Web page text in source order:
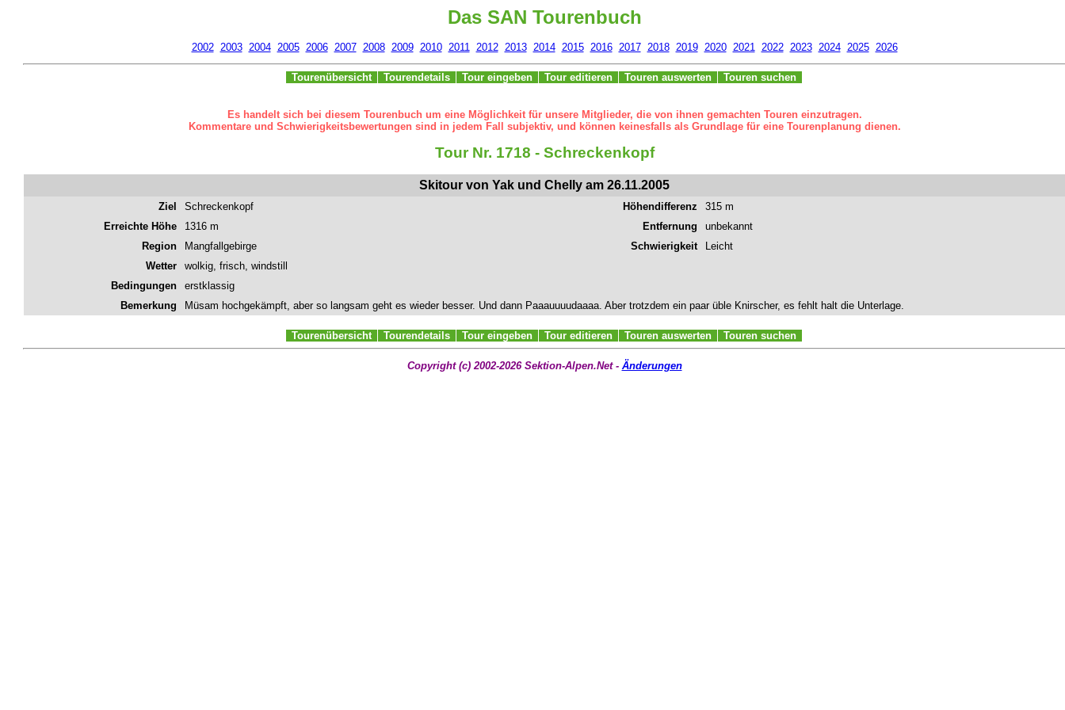
Das SAN Tourenbuch
2002 2003 2004 2005 2006 2007 2008 2009 2010 2011 2012 2013 2014 2015 2016 2017 2018 2019 2020 2021 2022 2023 2024 2025 2026
Tourenübersicht Tourendetails Tour eingeben Tour editieren Touren auswerten Touren suchen
Es handelt sich bei diesem Tourenbuch um eine Möglichkeit für unsere Mitglieder, die von ihnen gemachten Touren einzutragen.
Kommentare und Schwierigkeitsbewertungen sind in jedem Fall subjektiv, und können keinesfalls als Grundlage für eine Tourenplanung dienen.
Tour Nr. 1718 - Schreckenkopf
Skitour von Yak und Chelly am 26.11.2005
Ziel Schreckenkopf Höhendifferenz
315 m
Erreichte Höhe
1316 m Entfernung
unbekannt
Region
Mangfallgebirge Schwierigkeit
Leicht
Wetter
wolkig, frisch, windstill
Bedingungen
erstklassig
Bemerkung
Müsam hochgekämpft, aber so langsam geht es wieder besser. Und dann Paaauuuudaaaa. Aber trotzdem ein paar üble Knirscher, es fehlt halt die Unterlage.
Tourenübersicht Tourendetails Tour eingeben Tour editieren Touren auswerten Touren suchen
Copyright (c) 2002-2026 Sektion-Alpen.Net - Änderungen